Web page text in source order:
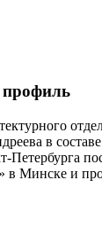
профиль
в
Петербурга
в Минске и